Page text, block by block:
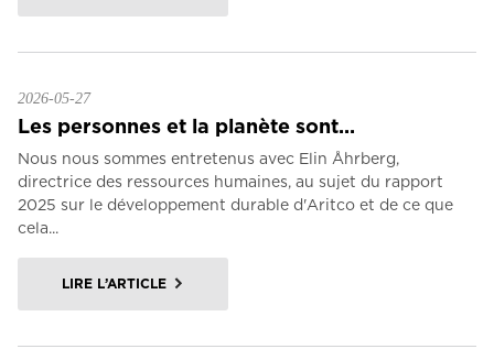
2026-05-27
Les personnes et la planète sont...
Nous nous sommes entretenus avec Elin Åhrberg,
directrice des ressources humaines, au sujet du rapport
2025 sur le développement durable d'Aritco et de ce que
cela...
LIRE L’ARTICLE